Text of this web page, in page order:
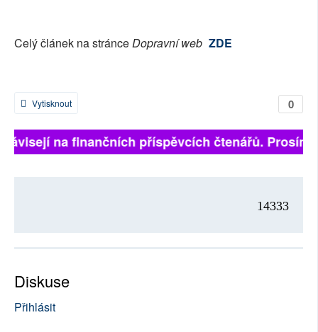
Celý článek na stránceDopravní web ZDE
0
Vytisknout
na finančních příspěvcích čtenářů.
14333
Diskuse
Přihlásit